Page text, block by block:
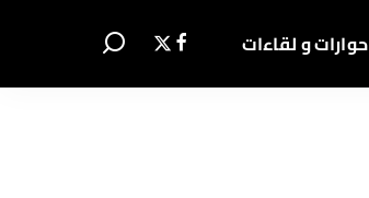
حوارات و لقاءات